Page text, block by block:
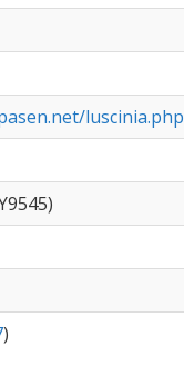
luscinia.php
)